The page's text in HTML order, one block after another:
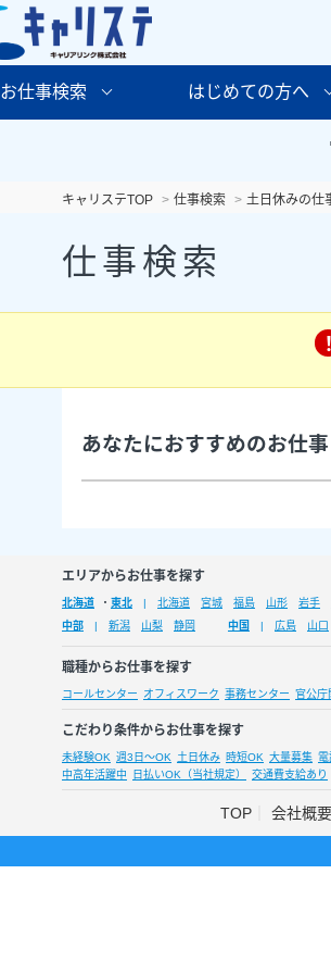
お仕事検索 はじめての方へ
キャリステTOP 仕事検索 土日休みの仕
仕事検索
あなたにおすすめのお仕事
エリアからお仕事を探す
北海道 ・ 東北 北海道 宮城 福島 山形 岩手
中部
新潟 山梨 静岡 中国 広島 山口
職種からお仕事を探す
コールセンター オフィスワーク 事務センター 官公庁
こだわり条件からお仕事を探す
未経験OK 週3日～OK 土日休み 時短OK 大量募集 電
中高年活躍中
日払いOK（当社規定） 交通費支給あり
TOP 会社概要